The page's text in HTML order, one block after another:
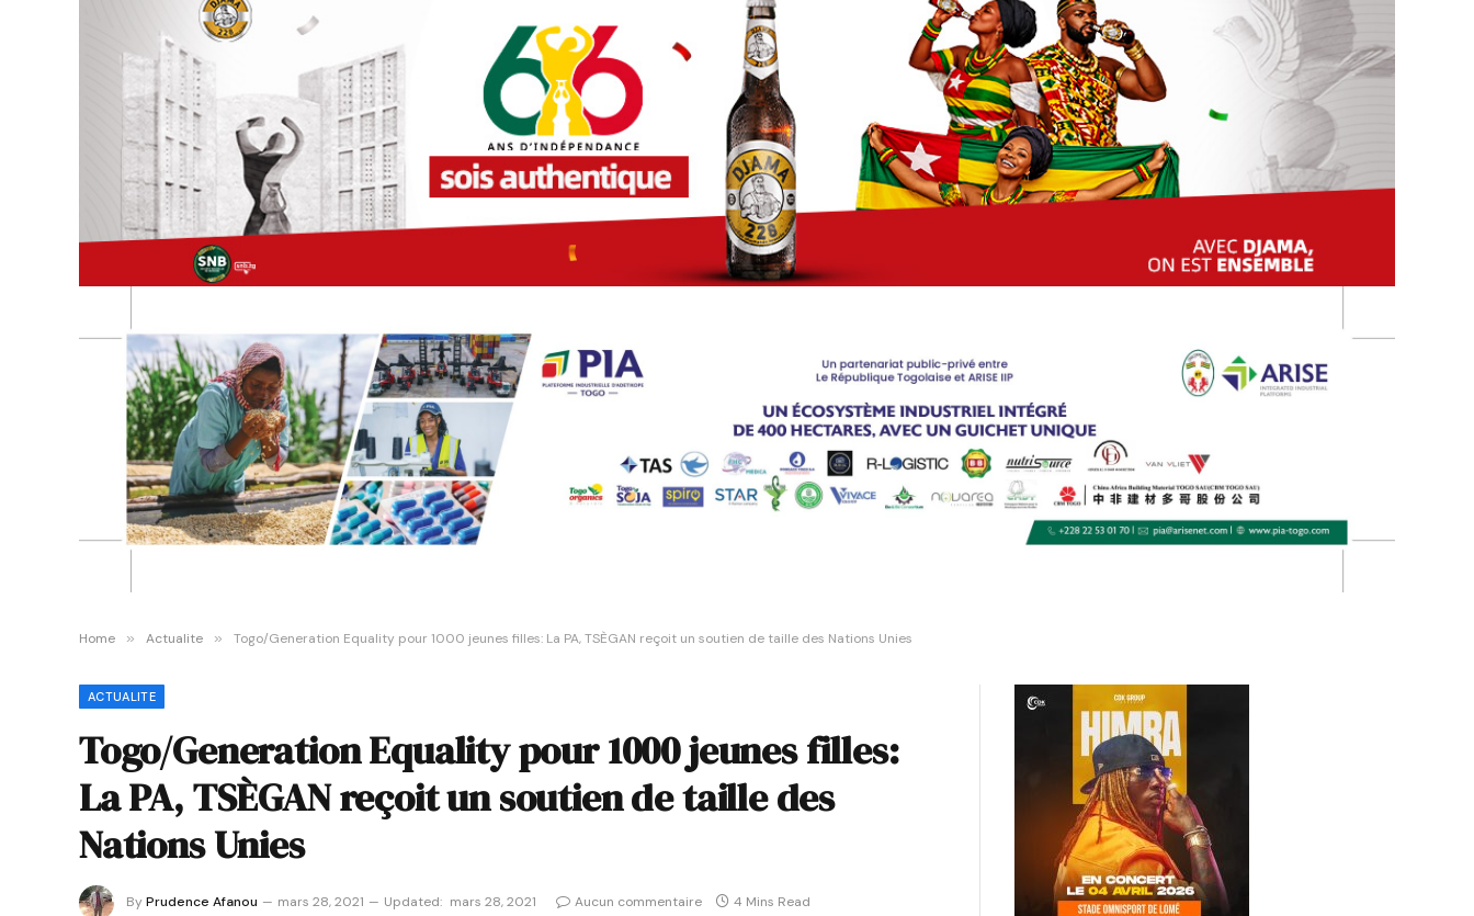
Home » Actualite » Togo/Generation Equality pour 1000 jeunes filles: La PA, TSÈGAN reçoit un soutien de taille des Nations Unies
ACTUALITE
Togo/Generation Equality pour 1000 jeunes filles:
La PA, TSÈGAN reçoit un soutien de taille des
Nations Unies
ByPrudence Afanou mars 28, 2021 Updated: mars 28, 2021 Aucun commentaire 4 Mins Read